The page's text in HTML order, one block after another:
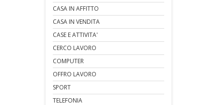
CASA IN AFFITTO
CASA IN VENDITA
CASE E ATTIVITA'
CERCO LAVORO
COMPUTER
OFFRO LAVORO
SPORT
TELEFONIA